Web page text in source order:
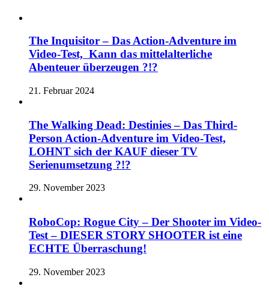
The Inquisitor – Das Action-Adventure im
Video-Test, Kann das mittelalterliche
Abenteuer überzeugen ?!?
21. Februar 2024
The Walking Dead: Destinies – Das Third-
Person Action-Adventure im Video-Test,
LOHNT sich der KAUF dieser TV
Serienumsetzung ?!?
29. November 2023
RoboCop: Rogue City – Der Shooter im Video-
Test – DIESER STORY SHOOTER ist eine
ECHTE Überraschung!
29. November 2023